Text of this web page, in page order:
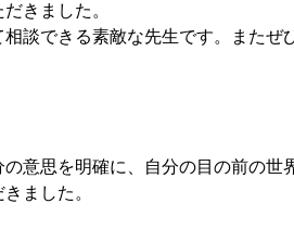
きました。
談できる素敵な先生です。またぜ
意思を明確に、自分の目の前の世
ました。